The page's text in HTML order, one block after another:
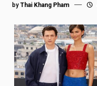
by Thai Khang Pham